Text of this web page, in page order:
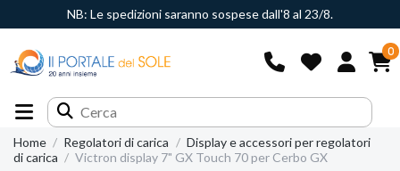
NB: Le spedizioni saranno sospese dall'8 al 23/8.
0
Home Regolatori di carica
Display e accessori per regolatori
di carica
Victron display 7" GX Touch 70 per Cerbo GX